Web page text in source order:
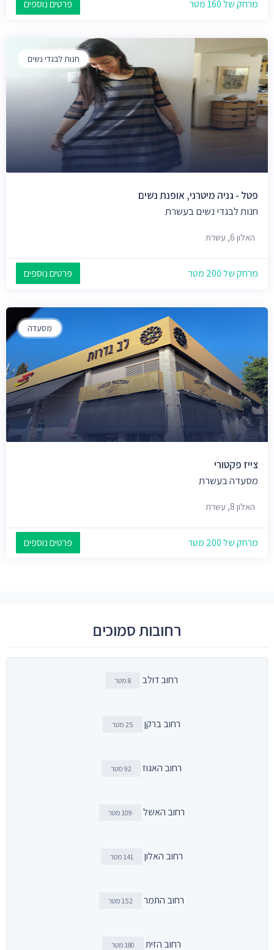
מרחק של 160 מטר פרטים נוספים
חנות לבגדי נשים
פטל - גניה מיטרני, אופנת נשים
חנות לבגדי נשים בעשרת
האלון 6, עשרת
מרחק של 200 מטר פרטים נוספים
מסעדה
צייז פקטורי
מסעדה בעשרת
האלון 8, עשרת
מרחק של 200 מטר פרטים נוספים
רחובות סמוכים
רחוב דולב 8 מטר
רחוב ברקן 25 מטר
רחוב האגוז 92 מטר
רחוב האשל 109 מטר
רחוב האלון 141 מטר
רחוב התמר 152 מטר
רחוב הזית 180 מטר